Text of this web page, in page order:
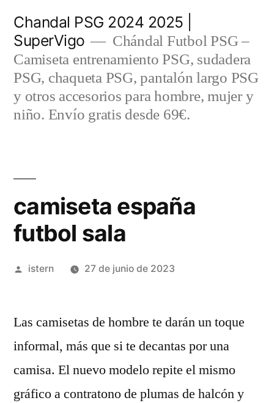
contenido
Chandal PSG 2024 2025 |
SuperVigo
Chándal Futbol PSG –
Camiseta entrenamiento PSG, sudadera
PSG, chaqueta PSG, pantalón largo PSG
y otros accesorios para hombre, mujer y
niño. Envío gratis desde 69€.
camiseta españa
futbol sala
Publicado
istern 27 de junio de 2023
Las camisetas de hombre te darán un toque
informal, más que si te decantas por una
camisa. El nuevo modelo repite el mismo
gráfico a contratono de plumas de halcón y